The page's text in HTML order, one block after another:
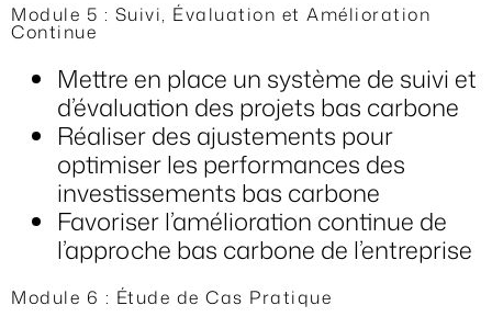
Module 5 : Suivi, Évaluation et Amélioration
Continue
Mettre en place un système de suivi et
d’évaluation des projets bas carbone
Réaliser des ajustements pour
optimiser les performances des
investissements bas carbone
Favoriser l’amélioration continue de
l’approche bas carbone de l’entreprise
Module 6 : Étude de Cas Pratique